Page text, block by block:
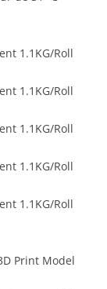
1.1KG/Roll
1.1KG/Roll
1.1KG/Roll
1.1KG/Roll
1.1KG/Roll
Print Model